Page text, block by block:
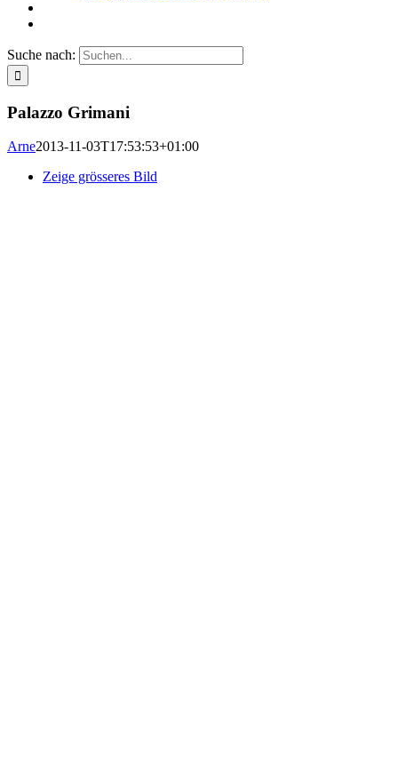
Suche nach:
Palazzo Grimani
Arne2013-11-03T17:53:53+01:00
Zeige grösseres Bild